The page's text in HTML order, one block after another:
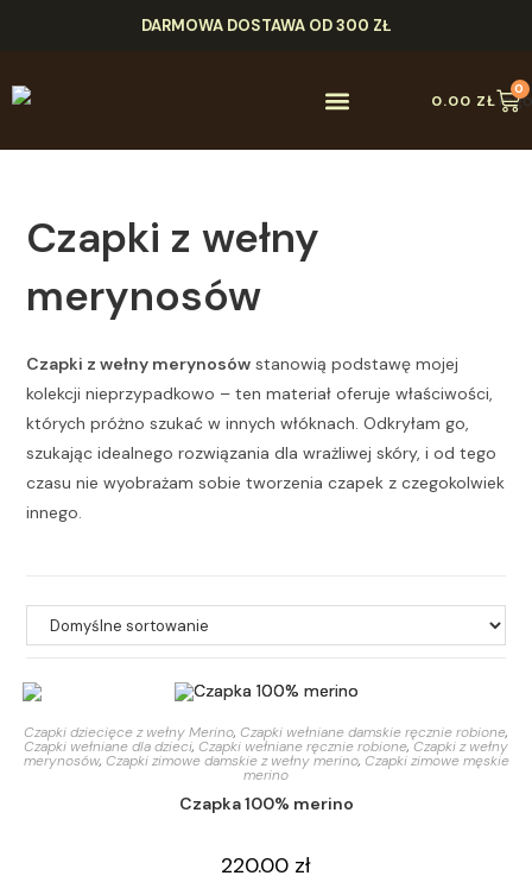
DARMOWA DOSTAWA OD 300 ZŁ
0.00 ZŁ
0
Czapki z wełny
merynosów
Czapki z wełny merynosów stanowią podstawę mojej
kolekcji nieprzypadkowo – ten materiał oferuje właściwości,
których próżno szukać w innych włóknach. Odkryłam go,
szukając idealnego rozwiązania dla wrażliwej skóry, i od tego
czasu nie wyobrażam sobie tworzenia czapek z czegokolwiek
innego.
Czapki dziecięce z wełny Merino, Czapki wełniane damskie ręcznie robione,
Czapki wełniane dla dzieci, Czapki wełniane ręcznie robione, Czapki z wełny
merynosów, Czapki zimowe damskie z wełny merino, Czapki zimowe męskie
merino
Czapka 100% merino
220.00 zł